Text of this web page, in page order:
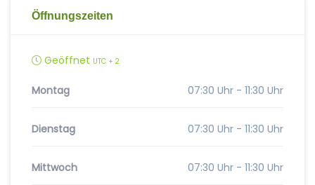
Öffnungszeiten
Geöffnet UTC + 2
Montag 07:30 Uhr - 11:30 Uhr
Dienstag 07:30 Uhr - 11:30 Uhr
Mittwoch 07:30 Uhr - 11:30 Uhr